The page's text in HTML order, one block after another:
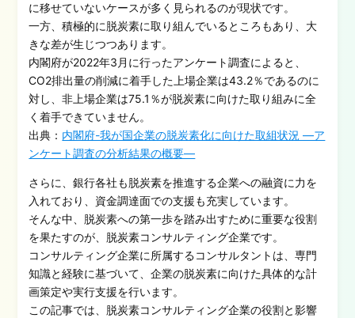
に移せていないケースが多く見られるのが現状です。
一方、積極的に脱炭素に取り組んでいるところもあり、大
きな差が生じつつあります。
内閣府が2022年3月に行ったアンケート調査によると、
CO2排出量の削減に着手した上場企業は43.2％であるのに
対し、非上場企業は75.1％が脱炭素に向けた取り組みに全
く着手できていません。
出典： 内閣府-我が国企業の脱炭素化に向けた取組状況 ―ア
ンケート調査の分析結果の概要―
さらに、銀行各社も脱炭素を推進する企業への融資に力を
入れており、資金調達面での支援も充実しています。
そんな中、脱炭素への第一歩を踏み出すために重要な役割
を果たすのが、脱炭素コンサルティング企業です。
コンサルティング企業に所属するコンサルタントは、専門
知識と経験に基づいて、企業の脱炭素に向けた具体的な計
画策定や実行支援を行います。
この記事では、脱炭素コンサルティング企業の役割と影響